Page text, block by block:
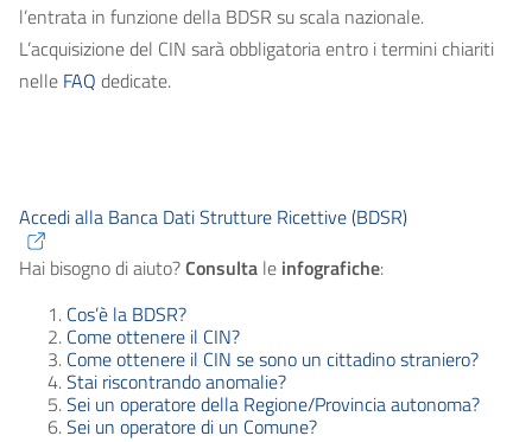
l’entrata in funzione della BDSR su scala nazionale.
L’acquisizione del CIN sarà obbligatoria entro i termini chiariti
nelle FAQ dedicate.
Accedi alla Banca Dati Strutture Ricettive (BDSR)
Hai bisogno di aiuto?Consulta le infografiche:
Cos’è la BDSR?
Come ottenere il CIN?
Come ottenere il CIN se sono un cittadino straniero?
Stai riscontrando anomalie?
Sei un operatore della Regione/Provincia autonoma?
Sei un operatore di un Comune?